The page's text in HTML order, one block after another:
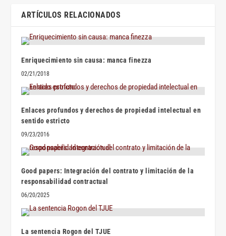
ARTÍCULOS RELACIONADOS
Enriquecimiento sin causa: manca finezza
02/21/2018
Enlaces profundos y derechos de propiedad intelectual en
sentido estricto
09/23/2016
Good papers: Integración del contrato y limitación de la
responsabilidad contractual
06/20/2025
La sentencia Rogon del TJUE